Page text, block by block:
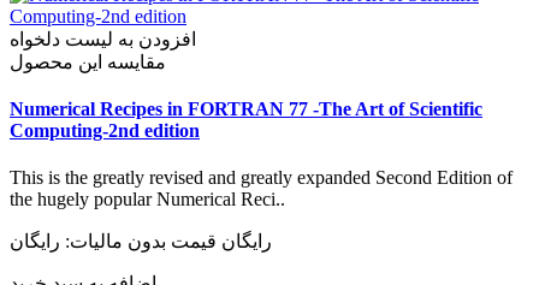
افزودن به لیست دلخواه
مقایسه این محصول
Numerical Recipes in FORTRAN 77 -The Art of Scientific
Computing-2nd edition
This is the greatly revised and greatly expanded Second Edition of
the hugely popular Numerical Reci..
رایگان قیمت بدون مالیات: رایگان